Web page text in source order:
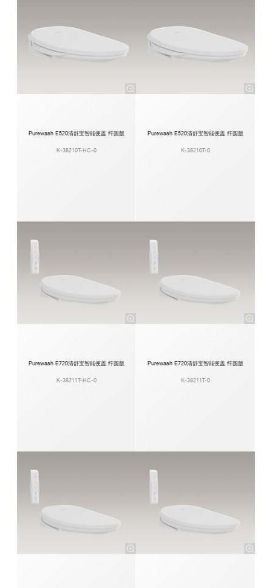
Purewash E520清舒宝智能便盖 纤圆版
K-38210T-HC-0
Purewash E520清舒宝智能便盖 纤圆版
K-38210T-0
Purewash E720清舒宝智能便盖 纤圆版
K-38211T-HC-0
Purewash E720清舒宝智能便盖 纤圆版
K-38211T-0